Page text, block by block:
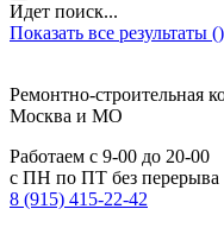
Идет поиск...
Показать все результаты ()
Ремонтно-
Москва и МО
Работаем с 9-00 до 20-00
с ПН по ПТ без перерыва
8 (915) 415-22-42